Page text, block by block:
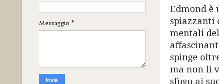
Edmond
spiazzanti
mentali
spinge
ma non li
sfogo ai
Messaggio *